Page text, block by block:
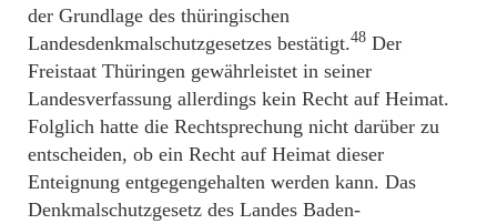
der Grundlage des thüringischen
Landesdenkmalschutzgesetzes bestätigt.48 Der
Freistaat Thüringen gewährleistet in seiner
Landesverfassung allerdings kein Recht auf Heimat.
Folglich hatte die Rechtsprechung nicht darüber zu
entscheiden, ob ein Recht auf Heimat dieser
Enteignung entgegengehalten werden kann. Das
Denkmalschutzgesetz des Landes Baden-